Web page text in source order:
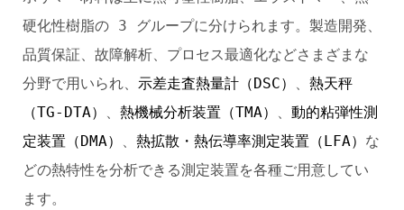
硬化性樹脂の 3 グループに分けられます。製造開発、
品質保証、故障解析、プロセス最適化などさまざまな
分野で用いられ、 示差走査熱量計（DSC） 、 熱天秤
（TG-DTA）
、 熱機械分析装置（TMA） 、 動的粘弾性測
定装置（DMA）
、 熱拡散・熱伝導率測定装置（LFA） な
どの熱特性を分析できる測定装置を各種ご用意してい
ます。